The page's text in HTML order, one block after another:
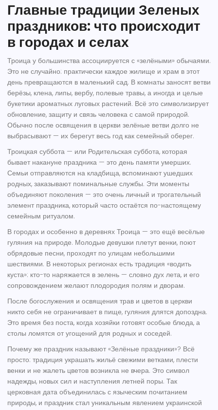
Главные традиции Зеленых
праздников: что происходит
в городах и селах
Троица у большинства ассоциируется с «зелёными» обычаями.
Это не случайно: практически каждое жилище и храм в этот
день превращаются в маленький сад. В комнаты заносят ветви
берёзы, клена, липы, вербу, полевые травы, а иногда и целые
букетики ароматных луговых растений. Всё это символизирует
обновление, защиту и связь человека с самой природой.
Обычно после освящения в церкви зелёные ветви долго не
выбрасывают — их берегут весь год как семейный оберег.
Троицкая суббота — или Родительская суббота, которая
бывает накануне праздника — это день памяти умерших.
Семьи отправляются на кладбища, вспоминают ушедших
родных, заказывают поминальные службы. Эти моменты
объединяют поколения — это очень личный и трогательный
элемент праздника, который часто остаётся по-настоящему
семейным ритуалом.
В городах и особенно в деревнях Троица — это ещё весёлые
гуляния на природе. Молодые девушки плетут венки, поют
обрядовые песни, проходят по улицам небольшими
шествиями. В некоторых регионах есть традиция «водить
куста»: кто-то наряжается в зелень — словно дух лета, и его
сопровождением желают плодородия полям и дворам.
После богослужения и освящения трав и цветов в церкви
никто себя не ограничивает в пище, гуляния длятся допоздна.
Это время без поста, когда хозяйки готовят особые блюда, а
столы ломятся от угощений для родных и соседей.
Почему же праздник называют «Зелёные праздники»? Всё
просто: традиция украшать жильё свежими ветками, плести
венки и не жалеть цветов возникла не вчера. Это символ
надежды, новых сил и наступления летней поры. Так
церковная дата объединилась с языческим почитанием
природы, и праздник стал уникальным явлением украинской